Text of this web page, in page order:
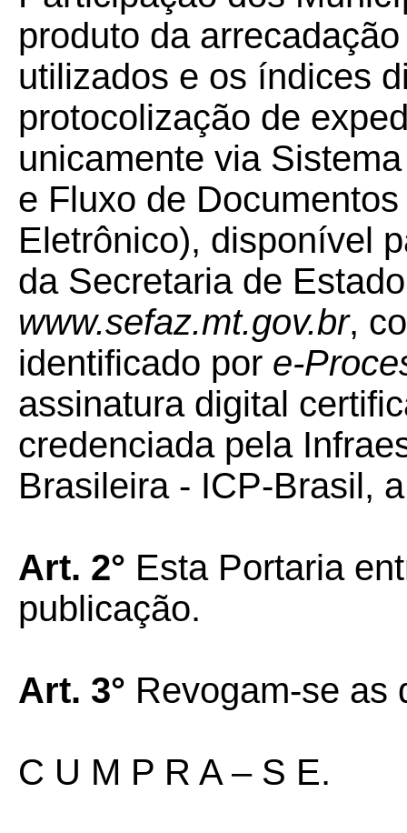
produto da
utilizados e os índices
protocolização de
unicamente via
e Fluxo de
Eletrônico), disponível
da Secretaria de
www.sefaz.mt.gov.br,
identificado por e-
assinatura digital
credenciada pela
Brasileira - ICP-Brasil,
Art. 2° Esta Portaria
publicação.
Art. 3° Revogam-se as
C U M P R A – S E.